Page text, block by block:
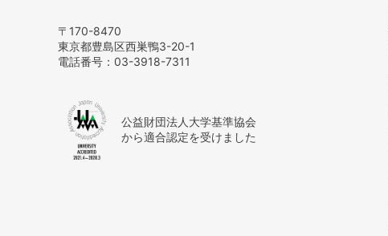
〒170-8470
東京都豊島区西巣鴨3-20-1
電話番号： 03-3918-7311
公益財団法人大学基準協会
から適合認定を受けました